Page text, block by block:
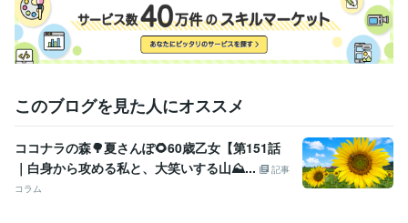
資格・検定
金融渉外技能審査（FP3級） 取得年 : 2014年
一種証券外務員 取得年 : 2017年
悩み相談・カウンセリング 世間話から、愚痴聴き、悩み聴きなど
雑談 仕事 恋愛 うつ カラオケ 話し相手 愚痴
悩み相談・カウンセリング お話しをじっくり伺います。
人間関係 仕事 恋愛 うつ パートナー 遠距離恋愛 介護 転職
このブログを見た人にオススメ
ココナラの森🌳夏さんぽ🌻60歳乙女【第151話
｜白身から攻める私と、大笑いする山⛰️...
記事
コラム